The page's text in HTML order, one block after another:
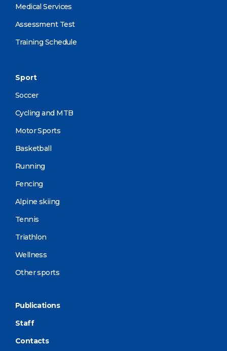
Medical Services
Assessment Test
Training Schedule
Sport
Soccer
Cycling and MTB
Motor Sports
Basketball
Running
Fencing
Alpine skiing
Tennis
Triathlon
Wellness
Other sports
Publications
Staff
Contacts